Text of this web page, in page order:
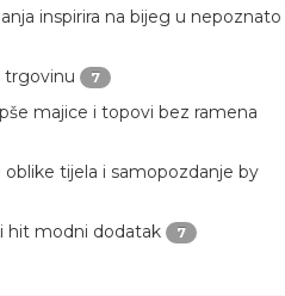
inspirira na bijeg u nepoznato
trgovinu 7
majice i topovi bez ramena
tijela i samopozdanje by
hit modni dodatak 7